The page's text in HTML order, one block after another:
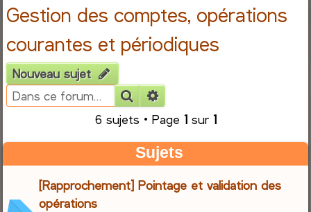
c
h
Gestion des comptes, opérations
courantes et périodiques
Nouveau sujet
Rechercher
6 sujets • Page 1sur 1
Sujets
[Rapprochement] Pointage et validation des
opérations